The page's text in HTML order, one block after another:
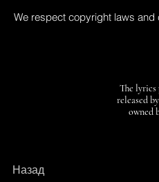
We respect copyright laws and
The lyrics
released
owned
Назад